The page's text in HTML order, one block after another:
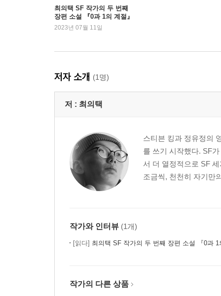
최의택 SF 작가의 두 번째
장편 소설 『0과 1의 계절』
2023년 07월 11일
저자 소개 (1명)
저 : 최의택
스티븐 킹과 정유정의
를 쓰기 시작했다. SF
서 더 열정적으로 SF
조금씩, 천천히 자기만
작가와 인터뷰 (1개)
[읽다] 최의택 SF 작가의 두 번째 장편 소설 『0과 1
작가의 다른 상품